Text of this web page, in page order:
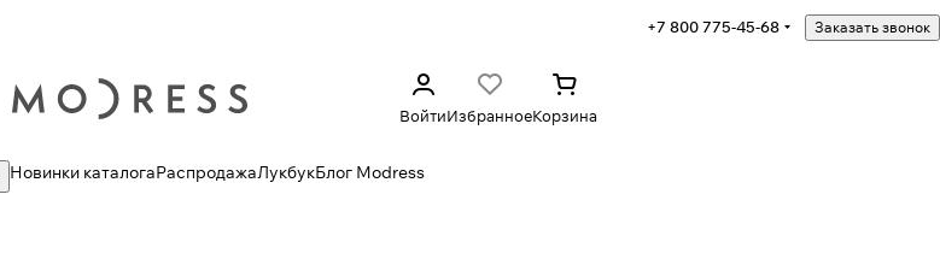
+7 800 775-45-68 Заказать звонок
ВойтиИзбранноеКорзина
Новинки каталогаРаспродажаЛукбукБлог Modress